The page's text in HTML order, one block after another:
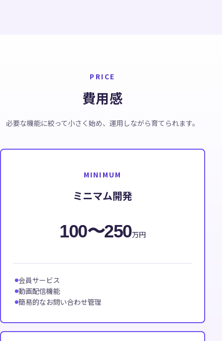
PRICE
費用感
必要な機能に絞って小さく始め、運用しながら育てられます。
MINIMUM
ミニマム開発
100〜250万円
会員サービス
動画配信機能
簡易的なお問い合わせ管理